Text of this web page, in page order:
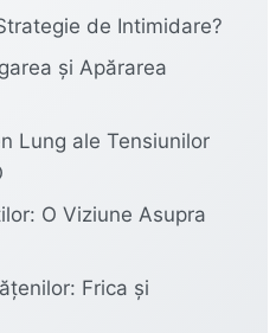
de Intimidare?
și Apărarea
Lung ale Tensiunilor
O Viziune Asupra
Frica și